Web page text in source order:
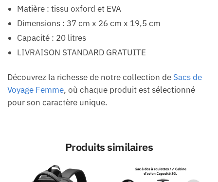
Matière : tissu oxford et EVA
Dimensions : 37 cm x 26 cm x 19,5 cm
Capacité : 20 litres
LIVRAISON STANDARD GRATUITE
Découvrez la richesse de notre collection de Sacs de
Voyage Femme, où chaque produit est sélectionné
pour son caractère unique.
Produits similaires